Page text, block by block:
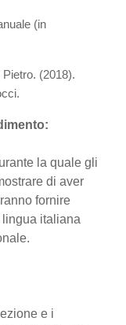
(in
(2018).
la quale gli
di aver
fornire
italiana
e i